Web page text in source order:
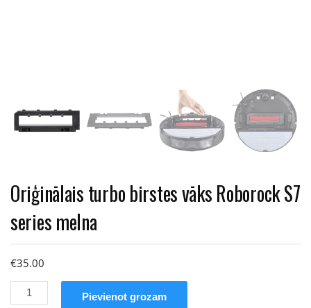
Oriģinālais turbo birstes vāks Roborock S7
series melna
€35.00
Oriģinālais
Pievienot grozam